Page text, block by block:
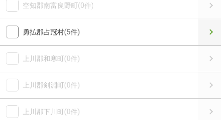
空知郡南富良野町(0件)
勇払郡占冠村(5件)
上川郡和寒町(0件)
上川郡剣淵町(0件)
上川郡下川町(0件)